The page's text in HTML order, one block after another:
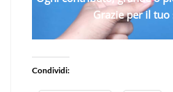
Grazie per il tuo
Condividi: